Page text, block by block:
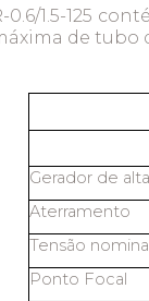
0.6/1.5-125
de tubo
Gerador de
Aterramento
Tensão
Ponto Focal